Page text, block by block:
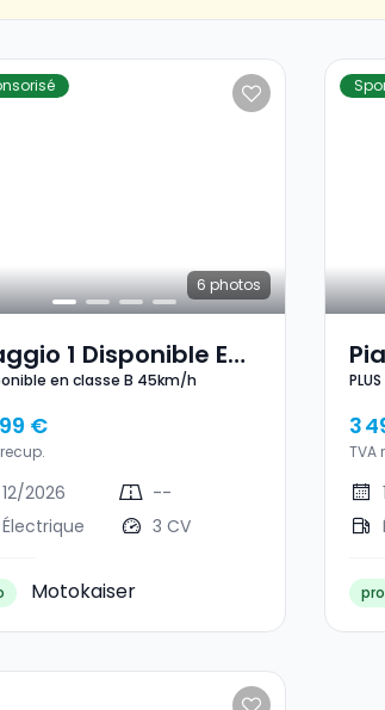
6 photos
1 Disponible En
B 45km/h
en classe B 45km/h
€
12/2026
--
Électrique
3 CV
Motokaiser
3
TVA
pro